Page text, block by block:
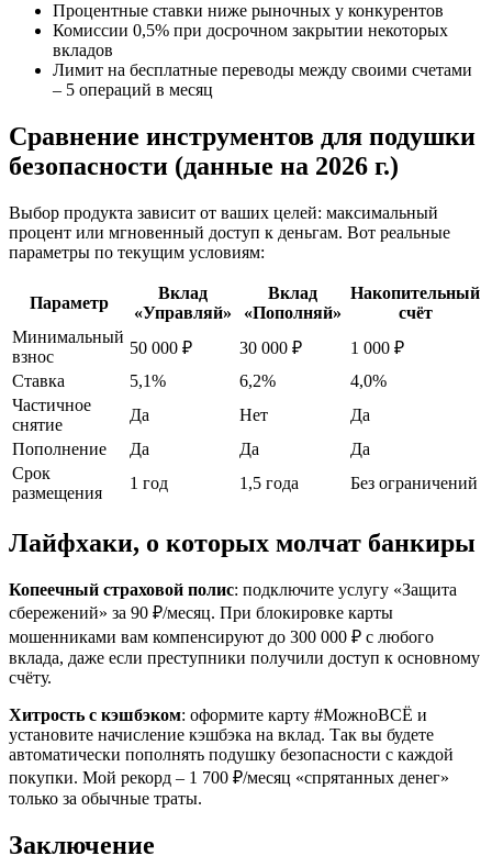
Процентные ставки ниже рыночных у конкурентов
Комиссии 0,5% при досрочном закрытии некоторых
вкладов
Лимит на бесплатные переводы между своими счетами
– 5 операций в месяц
Сравнение инструментов для подушки
безопасности (данные на 2026 г.)
Выбор продукта зависит от ваших целей: максимальный
процент или мгновенный доступ к деньгам. Вот реальные
параметры по текущим условиям:
Параметр
Вклад
«Управляй»
Вклад
«Пополняй»
Накопительный
счёт
Минимальный
взнос
50 000 ₽ 30 000 ₽
1 000 ₽
Ставка
5,1% 6,2%
4,0%
Частичное
снятие
Да Нет
Да
Пополнение
Да Да
Да
Срок
размещения
1 год 1,5 года Без ограничений
Лайфхаки, о которых молчат банкиры
Копеечный страховой полис: подключите услугу «Защита
сбережений» за 90 ₽/месяц. При блокировке карты
мошенниками вам компенсируют до 300 000 ₽ с любого
вклада, даже если преступники получили доступ к основному
счёту.
Хитрость с кэшбэком: оформите карту #МожноВСЁ и
установите начисление кэшбэка на вклад. Так вы будете
автоматически пополнять подушку безопасности с каждой
покупки. Мой рекорд – 1 700 ₽/месяц «спрятанных денег»
только за обычные траты.
Заключение